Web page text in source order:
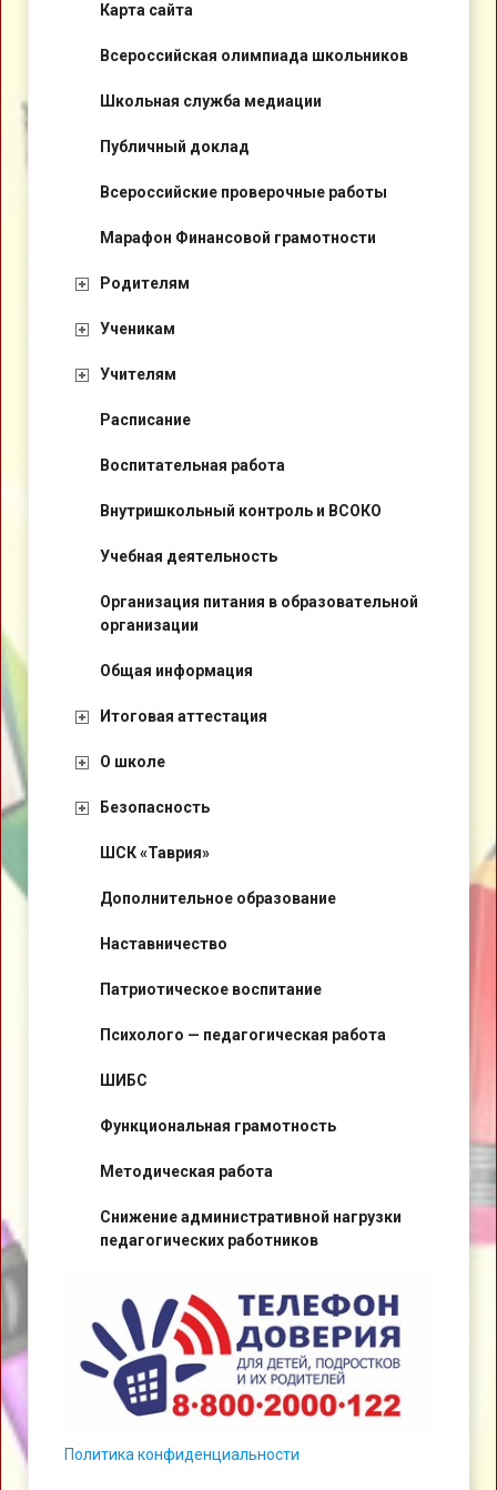
Карта сайта
Всероссийская олимпиада школьников
Школьная служба медиации
Публичный доклад
Всероссийские проверочные работы
Марафон Финансовой грамотности
Родителям
Ученикам
Учителям
Расписание
Воспитательная работа
Внутришкольный контроль и ВСОКО
Учебная деятельность
Организация питания в образовательной
организации
Общая информация
Итоговая аттестация
О школе
Безопасность
ШСК «Таврия»
Дополнительное образование
Наставничество
Патриотическое воспитание
Психолого — педагогическая работа
ШИБС
Функциональная грамотность
Методическая работа
Снижение административной нагрузки
педагогических работников
Политика конфиденциальности